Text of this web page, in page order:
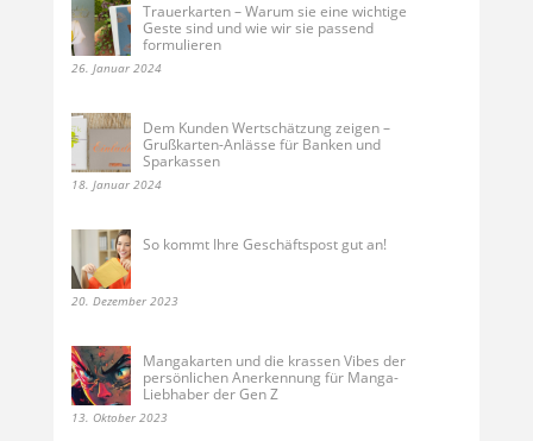
Trauerkarten – Warum sie eine wichtige
Geste sind und wie wir sie passend
formulieren
26. Januar 2024
Dem Kunden Wertschätzung zeigen –
Grußkarten-Anlässe für Banken und
Sparkassen
18. Januar 2024
So kommt Ihre Geschäftspost gut an!
20. Dezember 2023
Mangakarten und die krassen Vibes der
persönlichen Anerkennung für Manga-
Liebhaber der Gen Z
13. Oktober 2023